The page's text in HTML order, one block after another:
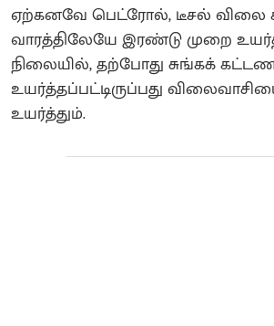
ஏற்கனவே பெட்ரோல், டீசல் விலை
வாரத்திலேயே இரண்டு முறை
நிலையில், தற்போது சுங்கக்
உயர்த்தப்பட்டிருப்பது
உயர்த்தும்.